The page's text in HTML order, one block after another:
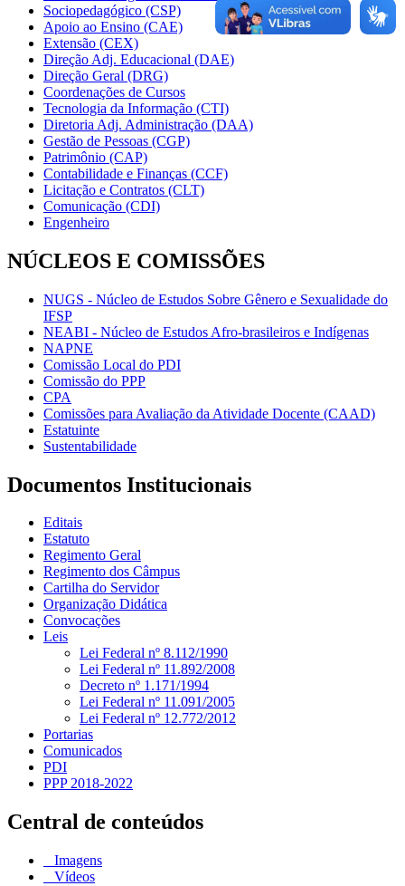
Sociopedagógico (CSP)
Apoio ao Ensino (CAE)
Extensão (CEX)
Direção Adj. Educacional (DAE)
Direção Geral (DRG)
Coordenações de Cursos
Tecnologia da Informação (CTI)
Diretoria Adj. Administração (DAA)
Gestão de Pessoas (CGP)
Patrimônio (CAP)
Contabilidade e Finanças (CCF)
Licitação e Contratos (CLT)
Comunicação (CDI)
Engenheiro
NÚCLEOS E COMISSÕES
NUGS - Núcleo de Estudos Sobre Gênero e Sexualidade do
IFSP
NEABI - Núcleo de Estudos Afro-brasileiros e Indígenas
NAPNE
Comissão Local do PDI
Comissão do PPP
CPA
Comissões para Avaliação da Atividade Docente (CAAD)
Estatuinte
Sustentabilidade
Documentos Institucionais
Editais
Estatuto
Regimento Geral
Regimento dos Câmpus
Cartilha do Servidor
Organização Didática
Convocações
Leis
Lei Federal nº 8.112/1990
Lei Federal nº 11.892/2008
Decreto nº 1.171/1994
Lei Federal nº 11.091/2005
Lei Federal nº 12.772/2012
Portarias
Comunicados
PDI
PPP 2018-2022
Central de conteúdos
Imagens
Vídeos